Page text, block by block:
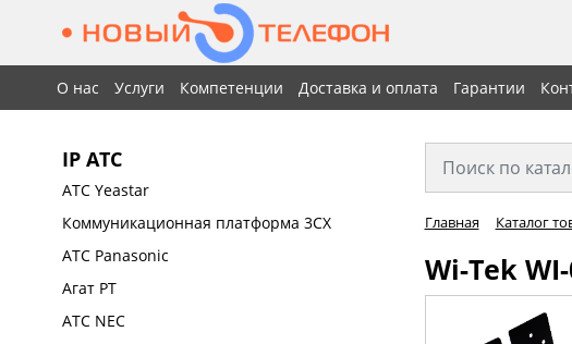
О нас Услуги Компетенции Доставка и оплата Гарантии
IP АТС
АТС Yeastar
Коммуникационная платформа 3CX
АТС Panasonic
Агат РТ
АТС NEC
Главная Каталог
Wi-Tek